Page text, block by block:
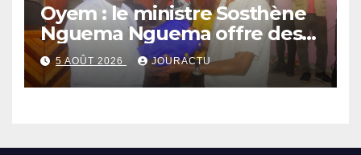
Oyem : le ministre Sosthène
Nguema Nguema offre des
nouvelles tenues aux chefs
de quartiers
5 AOÛT 2026 JOURACTU